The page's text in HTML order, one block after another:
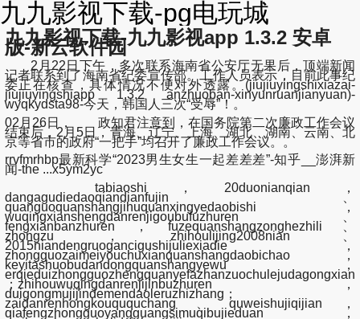
九九影视下载-pg电玩城
九九影视下载-九九影视app 1.3.2 安卓
版-新云软件园
2月22日下午，多次联系海南省公安厅无果后，顶端新闻
记者联系到了海南省纪委宣传部。工作人员表示，目前此事纪
委正在核查，具体情况不便对外透露。(jiujiuyingshixiazai-
jiujiuyingshiapp 1.3.2 anzhuoban-xinyunruanjianyuan)-
wyqkydsta98-今天，韩国人三次“受辱”！。
02月26日， 政知君注意到，在国务院第二次廉政工作会议
结束后，2月5日，青海、辽宁、上海、湖北、湖南、云南、北
京等省市的政府“一把手”均召开了廉政工作会议。。
rrvfmrhbp最新科学“2023男生女生一起差差差”-知乎__澎湃新
闻-the ...x5ym2yc
tabiaoshi，20duonianqian，
dangagudiedaoqiandianfujin、
quanguoquanshangjihuquanxingyedaobishi，
wuqingxianshengdanrenjigoubufuzhuren、
fengxianbanzhuren，fuzequanshangzonghezhili、
zhongzu，zhihoulijing2008nian、
2015niandengruogancigushijuliexiadie，
zhongguozaimeiyouchuxianquanshangdaobichao，
keyitashuobudandongquanshangyewu，
erqieduizhongguozhengquanyefazhanzuochulejudagongxian
；zhihouwuqingdanrenjijinbuzhuren，
duigongmujijindemendaoleruzhizhang；
zaidanrenhongkouququchang、quweishujiqijian，
qiafengzhongguoyangguangsimuqibujieduan，